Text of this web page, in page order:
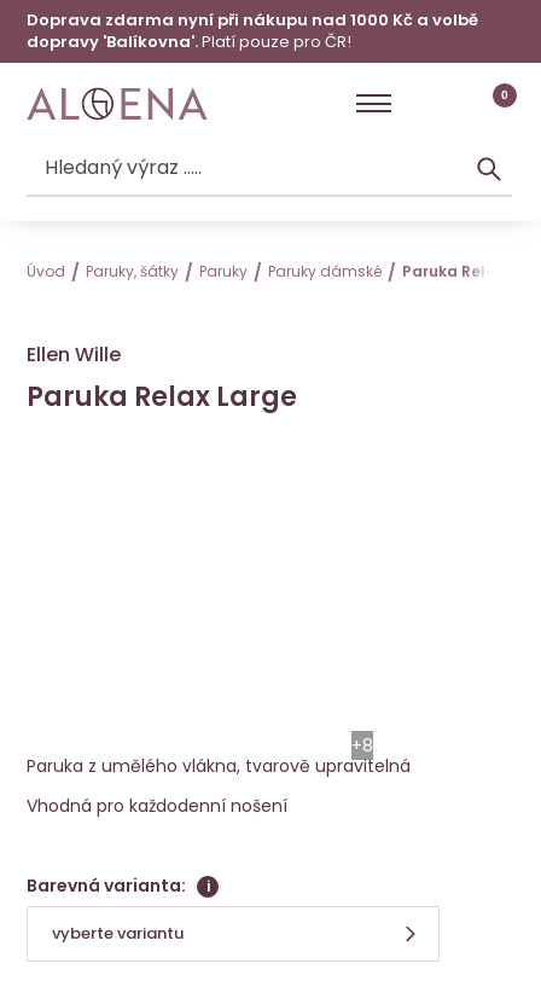
Doprava zdarma nyní při nákupu nad 1000 Kč a volbě
dopravy 'Balíkovna'.Platí pouze pro ČR!
0
Úvod Paruky, šátky Paruky Paruky dámské Paruka Relax
Ellen Wille
Paruka Relax Large
+8
Paruka z umělého vlákna, tvarově upravitelná
Vhodná pro každodenní nošení
Barevná varianta: i
vyberte variantu